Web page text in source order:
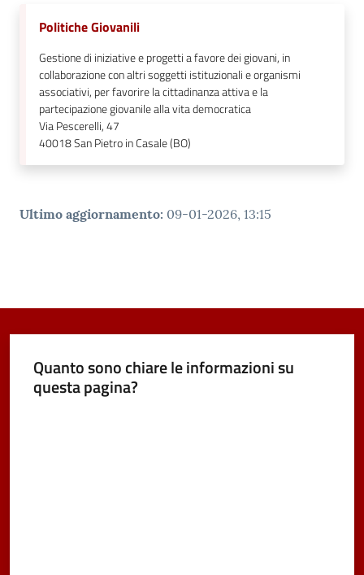
Politiche Giovanili
Gestione di iniziative e progetti a favore dei giovani, in
collaborazione con altri soggetti istituzionali e organismi
associativi, per favorire la cittadinanza attiva e la
partecipazione giovanile alla vita democratica
Via Pescerelli, 47
40018San Pietro in Casale (BO)
Ultimo aggiornamento: 09-01-2026, 13:15
Quanto sono chiare le informazioni su
questa pagina?